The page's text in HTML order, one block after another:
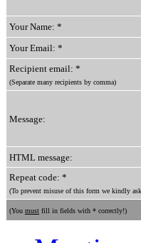
Your Name: *
Your Email: *
Recipient email: *
(Separate many recipients by comma)
Message:
HTML message:
Repeat code: *
(To prevent misuse of this form we kindly
(You must fill in fields with * correctly!)